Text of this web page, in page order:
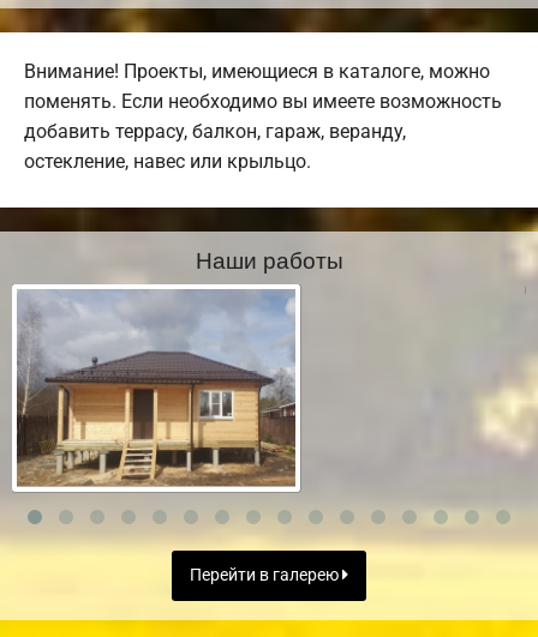
Внимание! Проекты, имеющиеся в каталоге, можно
поменять. Если необходимо вы имеете возможность
добавить террасу, балкон, гараж, веранду,
остекление, навес или крыльцо.
Наши работы
Перейти в галерею